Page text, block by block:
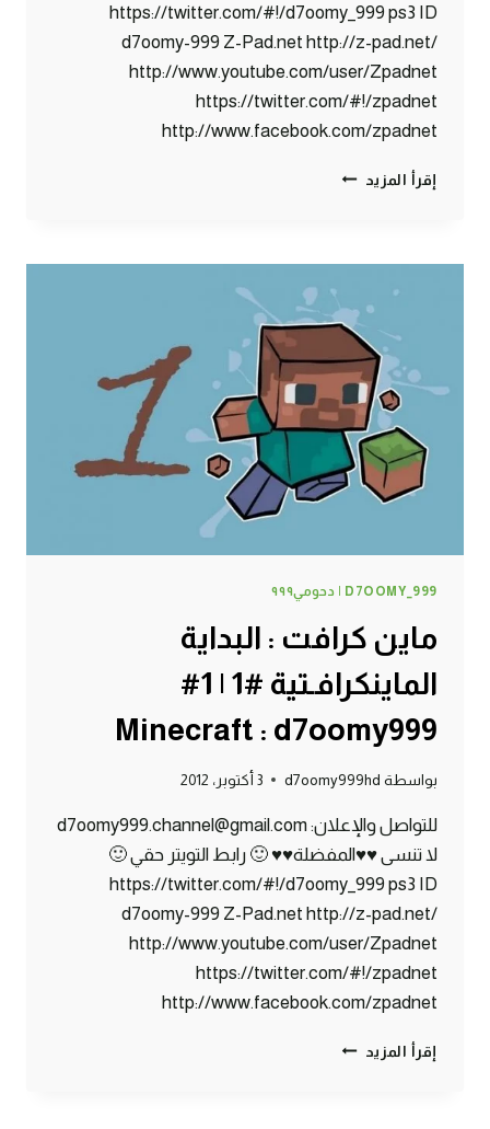
https://twitter.com/#!/d7oomy_999 ps3 ID
d7oomy-999 Z-Pad.net http://z-pad.net/
http://www.youtube.com/user/Zpadnet
https://twitter.com/#!/zpadnet
http://www.facebook.com/zpadnet
إقرأ المزيد ماين
الموت
#2
|
2#
MINECRAFT
:
D7OOMY999
D7OOMY_999 | دحومي٩٩٩
ماين كرافت : البداية
الماينكرافـتية #1 | 1#
Minecraft : d7oomy999
بواسطة d7oomy999hd 3 أكتوبر، 2012
للتواصل والإعلان: d7oomy999.channel@gmail.com
لا تنسى ♥♥المفضلة♥♥ 🙂 رابط التويتر حقي 🙂
https://twitter.com/#!/d7oomy_999 ps3 ID
d7oomy-999 Z-Pad.net http://z-pad.net/
http://www.youtube.com/user/Zpadnet
https://twitter.com/#!/zpadnet
http://www.facebook.com/zpadnet
إقرأ المزيد ماين